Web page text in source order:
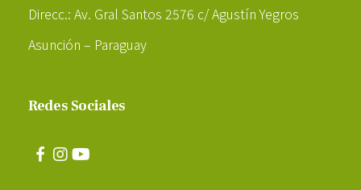
Direcc.: Av. Gral Santos 2576 c/ Agustín Yegros
Asunción – Paraguay
Redes Sociales